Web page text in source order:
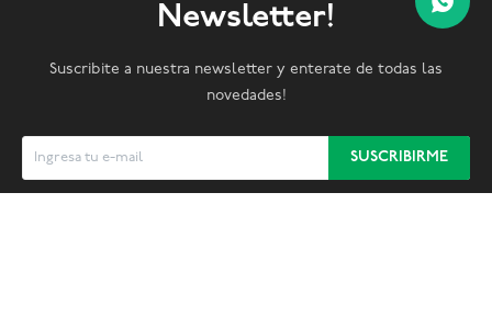
Newsletter!
Suscribite a nuestra newsletter y enterate de todas las
novedades!
SUSCRIBIRME